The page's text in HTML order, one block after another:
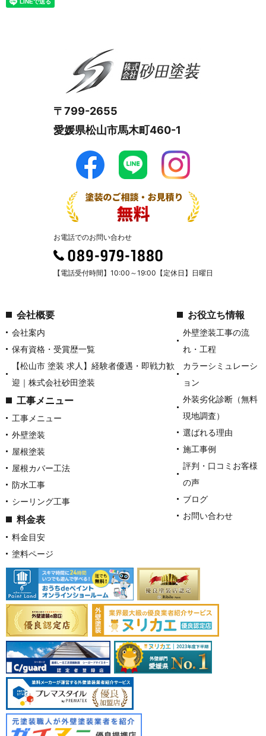
〒799-2655
愛媛県松山市馬木町460-1
お電話でのお問い合わせ
【電話受付時間】10:00～19:00【定休日】日曜日
会社概要
会社案内
保有資格・受賞歴一覧
【松山市 塗装 求人】経験者優遇・即戦力歓
迎｜株式会社砂田塗装
工事メニュー
工事メニュー
外壁塗装
屋根塗装
屋根カバー工法
防水工事
シーリング工事
料金表
料金目安
塗料ページ
お役立ち情報
外壁塗装工事の流
れ・工程
カラーシミュレーシ
ョン
外装劣化診断（無料
現地調査）
選ばれる理由
施工事例
評判・口コミお客様
の声
ブログ
お問い合わせ